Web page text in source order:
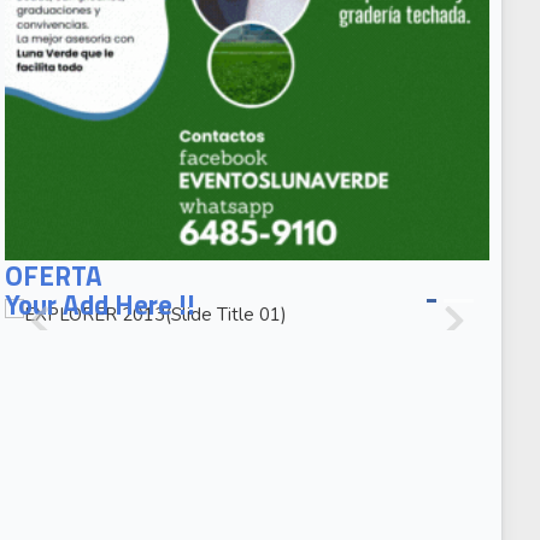
OFERTA
EXPLORER
2013(Slide
EXPLORER
Your Add Here !!